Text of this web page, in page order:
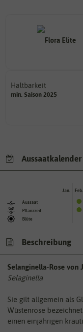
Haltbarkeit
min. Saison 2025
und Pflanzgut sehr gut
sollte.
Aussaatkalender
Aussaat
Pflanzzeit
Blüte
Jan. Feb.
Beschreibung
Selanginella-Rose von
Selaginella
Sie gilt allgemein als
Wüstenrose
einen einjährigen